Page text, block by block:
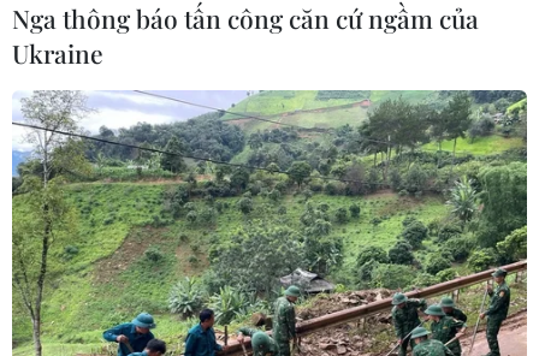
Nga thông báo tấn công căn cứ ngầm của
Ukraine